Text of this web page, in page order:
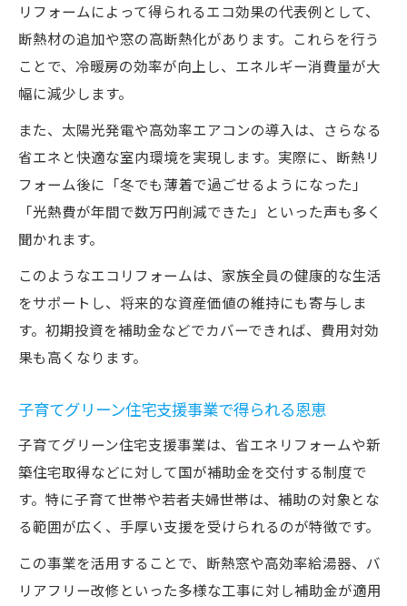
リフォームによって得られるエコ効果の代表例として、
断熱材の追加や窓の高断熱化があります。これらを行う
ことで、冷暖房の効率が向上し、エネルギー消費量が大
幅に減少します。
また、太陽光発電や高効率エアコンの導入は、さらなる
省エネと快適な室内環境を実現します。実際に、断熱リ
フォーム後に「冬でも薄着で過ごせるようになった」
「光熱費が年間で数万円削減できた」といった声も多く
聞かれます。
このようなエコリフォームは、家族全員の健康的な生活
をサポートし、将来的な資産価値の維持にも寄与しま
す。初期投資を補助金などでカバーできれば、費用対効
果も高くなります。
子育てグリーン住宅支援事業で得られる恩恵
子育てグリーン住宅支援事業は、省エネリフォームや新
築住宅取得などに対して国が補助金を交付する制度で
す。特に子育て世帯や若者夫婦世帯は、補助の対象とな
る範囲が広く、手厚い支援を受けられるのが特徴です。
この事業を活用することで、断熱窓や高効率給湯器、バ
リアフリー改修といった多様な工事に対し補助金が適用